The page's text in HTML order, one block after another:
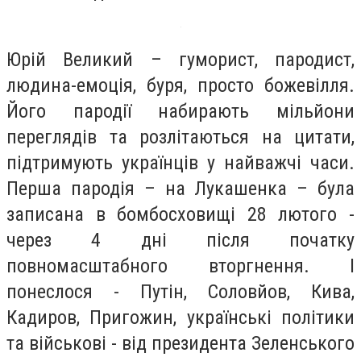
Юрій Великий – гуморист, пародист,
людина-емоція, буря, просто божевілля.
Його пародії набирають мільйони
переглядів та розлітаються на цитати,
підтримують українців у найважчі часи.
Перша пародія – на Лукашенка – була
записана в бомбосховищі 28 лютого -
через 4 дні після початку
повномасштабного вторгнення. І
понеслося - Путін, Соловйов, Кива,
Кадиров, Пригожин, українські політики
та військові - від президента Зеленського